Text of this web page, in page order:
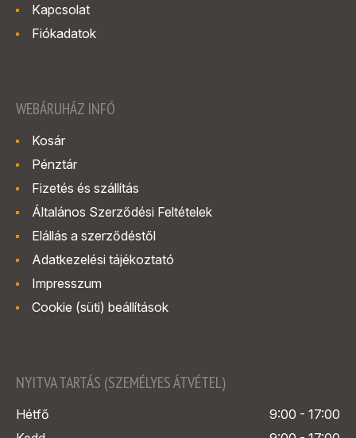
Kapcsolat
Fiókadatok
WEBÁRUHÁZ INFÓ
Kosár
Pénztár
Fizetés és szállítás
Általános Szerződési Feltételek
Elállás a szerződéstől
Adatkezelési tájékoztató
Impresszum
Cookie (süti) beállítások
NYITVA TARTÁS (SZEMÉLYES ÁTVÉTEL)
Hétfő
9:00 - 17:00